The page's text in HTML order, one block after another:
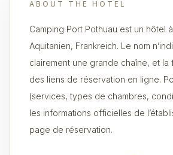
ABOUT THE HOTEL
Camping Port Pothuau est un hôtel
Aquitanien, Frankreich. Le nom
clairement une grande chaîne, et la
des liens de réservation en ligne.
(services, types de chambres,
les informations officielles de
page de réservation.